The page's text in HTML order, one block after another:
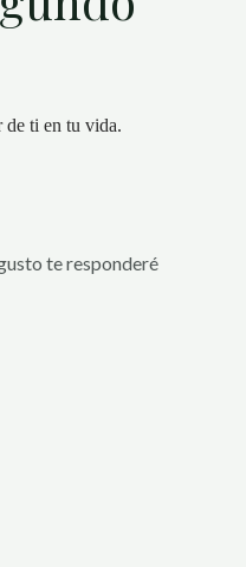
de ti en tu vida.
te responderé